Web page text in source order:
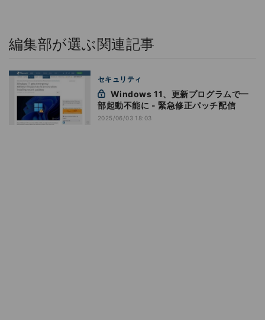
編集部が選ぶ関連記事
セキュリティ
部起動不能に - 緊急修正パッチ配信
2025/06/03 18:03